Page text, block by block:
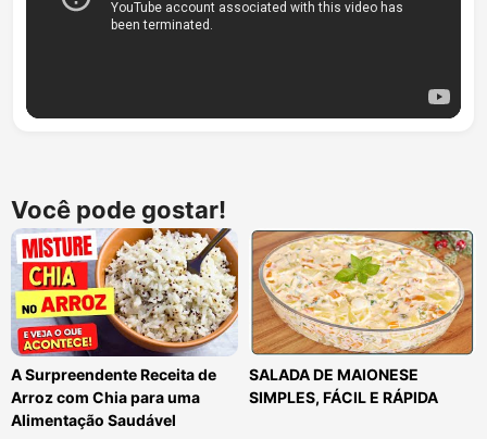
Você pode gostar!
A Surpreendente Receita de
Arroz com Chia para uma
Alimentação Saudável
SALADA DE MAIONESE
SIMPLES, FÁCIL E RÁPIDA